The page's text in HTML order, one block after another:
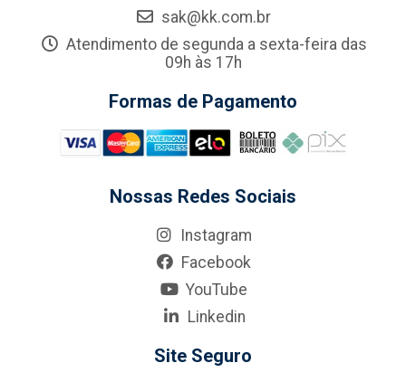
sak@kk.com.br
Atendimento de segunda a sexta-feira das
09h às 17h
Formas de Pagamento
Nossas Redes Sociais
Instagram
Facebook
YouTube
Linkedin
Site Seguro